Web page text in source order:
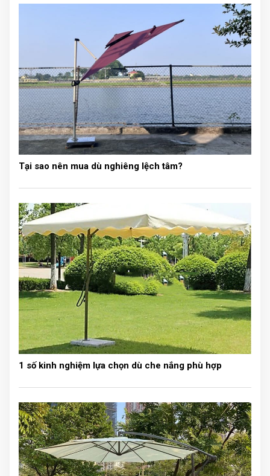
- Chiều cao: từ mặt đất đến tán 2.86m, đến đỉnh 3.14m
- Màu sắc: màu xanh, màu đỏ, màu trắng
- Trọng lượng: 26 kg
- Kích thước đóng gói: 24x24x148 cm
- Sản phẩm bao gồm: 1 bộ khung đã được lắp ghép
hoàn chỉnh và 1 vải bạt mái che.
thì nên tháo bạt rời khỏi khung để kéo dài tuổi thọ của
bạt mái che.
Tại sao nên mua dù nghiêng lệch tâm?
1 số kinh nghiệm lựa chọn dù che nắng phù hợp